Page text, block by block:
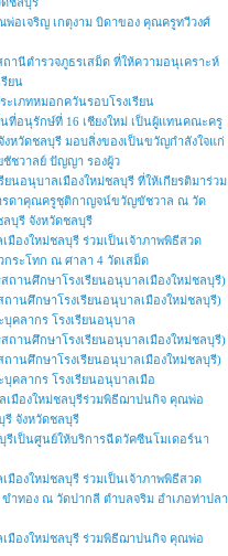
อเจริญ เกตุงาม บิดาของ คุณครูทวีวงศ์
านีตำรวจภูธรเสม็ด ที่ให้ความอนุเคราะห์
รียน
ะเภทหมอกควันรอบโรงเรียน
ที่อนุรักษ์ที่ 16 เชียงใหม่ เป็นผู้แทนคณะครู
งหวัดชลบุรี มอบสิ่งของเป็นขวัญกำลังใจแก่
ชัชวาลย์ ปัญญา รองผู้ว
นอนุบาลเมืองใหม่ชลบุรี ที่ให้เกียรติมาร่วม
รดาคุณครูชุติกาญจน์ขวัญขัชวาล ณ วัด
ลบุรี จังหวัดชลบุรี
มืองใหม่ชลบุรี ร่วมเป็นเจ้าภาพพิธีสวด
ระโทก ณ ศาลา 4 วัดเสม็ด
านศึกษาโรงเรียนอนุบาลเมืองใหม่ชลบุรี)
านศึกษาโรงเรียนอนุบาลเมืองใหม่ชลบุรี)
คลากร โรงเรียนอนุบาล
านศึกษาโรงเรียนอนุบาลเมืองใหม่ชลบุรี)
านศึกษาโรงเรียนอนุบาลเมืองใหม่ชลบุรี)
คลากร โรงเรียนอนุบาลเมือ
เมืองใหม่ชลบุรีร่วมพิธีฌาปนกิจ คุณพ่อ
จังหวัดชลบุรี
รีเป็นศูนย์ให้บริการฉีดวัคซีนโมเดอร์นา
มืองใหม่ชลบุรี ร่วมเป็นเจ้าภาพพิธีสวด
ทอง ณ วัดปากลี ตำบลจริม อำเภอท่าปลา
เมืองใหม่ชลบุรี ร่วมพิธีฌาปนกิจ คุณพ่อ